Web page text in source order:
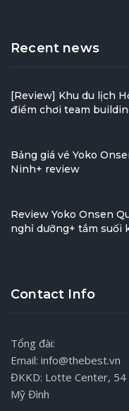
Recent news
[Review] Khu du lịch
điểm chơi team
Bảng giá vé Yoko
Ninh+ review
Review Yoko Onsen
nghỉ dưỡng+ tắm suối
Contact Info
Tổng đài:
Email: info@thebest.vn
ĐKKD: Lotte Center, 54
Mỹ Đình